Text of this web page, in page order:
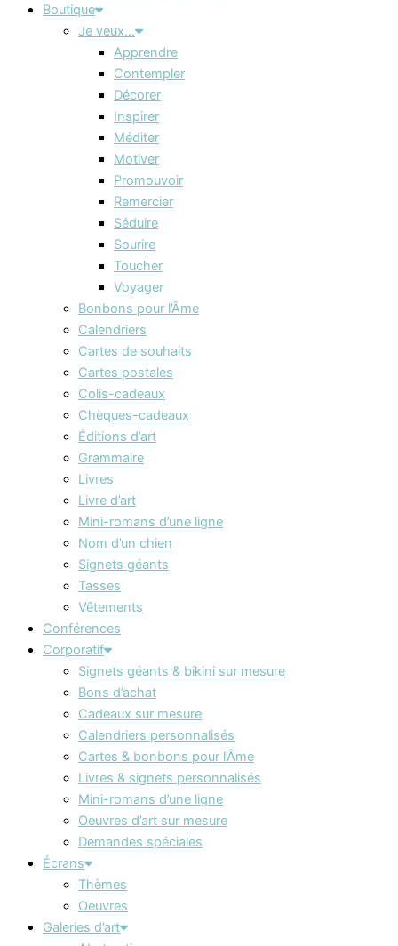
Boutique
Je veux…
Apprendre
Contempler
Décorer
Inspirer
Méditer
Motiver
Promouvoir
Remercier
Séduire
Sourire
Toucher
Voyager
Bonbons pour l’Âme
Calendriers
Cartes de souhaits
Cartes postales
Colis-cadeaux
Chèques-cadeaux
Éditions d’art
Grammaire
Livres
Livre d’art
Mini-romans d’une ligne
Nom d’un chien
Signets géants
Tasses
Vêtements
Conférences
Corporatif
Signets géants & bikini sur mesure
Bons d’achat
Cadeaux sur mesure
Calendriers personnalisés
Cartes & bonbons pour l’Âme
Livres & signets personnalisés
Mini-romans d’une ligne
Oeuvres d’art sur mesure
Demandes spéciales
Écrans
Thèmes
Oeuvres
Galeries d’art